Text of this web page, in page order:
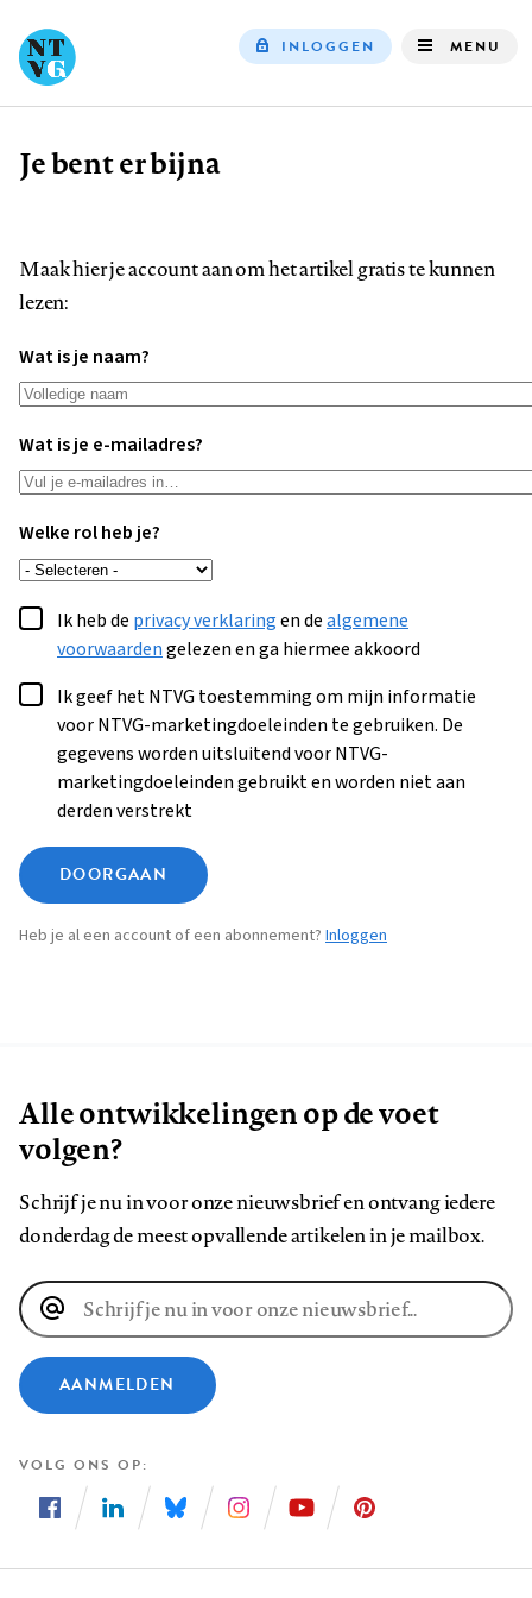
INLOGGEN MENU
Kruimelpad
Je bent er bijna
Maak hier je account aan om het artikel gratis te kunnen
lezen:
Wat is je naam?
Wat is je e-mailadres?
Welke rol heb je?
Ik heb de privacy verklaringen dealgemene
voorwaardengelezen en ga hiermee akkoord
Ik geef het NTVG toestemming om mijn informatie
voor NTVG-marketingdoeleinden te gebruiken. De
gegevens worden uitsluitend voor NTVG-
marketingdoeleinden gebruikt en worden niet aan
derden verstrekt
DOORGAAN
Heb je al een account of een abonnement? Inloggen
Alle ontwikkelingen op de voet
volgen?
Schrijf je nu in voor onze nieuwsbrief en ontvang iedere
donderdag de meest opvallende artikelen in je mailbox.
E-
mailadres
AANMELDEN
VOLG ONS OP
ons
ons
ons
ons
ons
ons